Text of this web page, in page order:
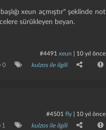
yok ama gelecekte olabilir
bir başlıktır" ibaresi belirecek ve
xeun açmıştır" şeklinde not
sürükleyen beyan.
#4491 xeun 10 yıl önce
0 kulzos ile ilgili
#4501 fly| 10 yıl önce
1 kulzos ile ilgili